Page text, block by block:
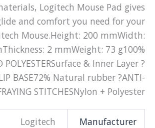
Logitech Mouse Pad gives
and comfort you need for your
Mouse.Height: 200 mmWidth:
2 mmWeight: 73 g100%
POLYESTERSurface & Inner Layer ?
BASE72% Natural rubber ?ANTI-
STITCHESNylon + Polyester
Manufacturer
Logitech